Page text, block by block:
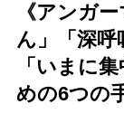
《アンガ
ん」「深呼
「いまに
めの6つの